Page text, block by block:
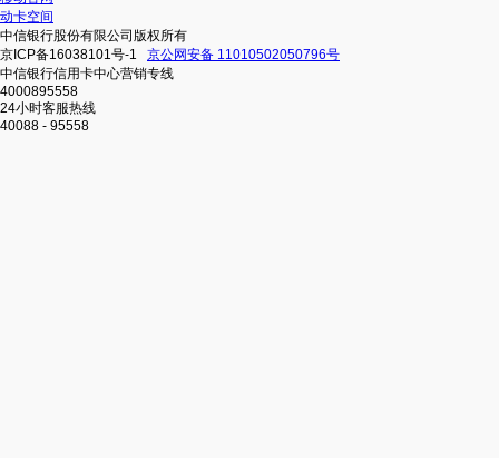
动卡空间
中信银行股份有限公司版权所有
京ICP备16038101号-1
京公网安备 11010502050796号
中信银行信用卡中心营销专线
4000895558
24小时客服热线
40088 - 95558